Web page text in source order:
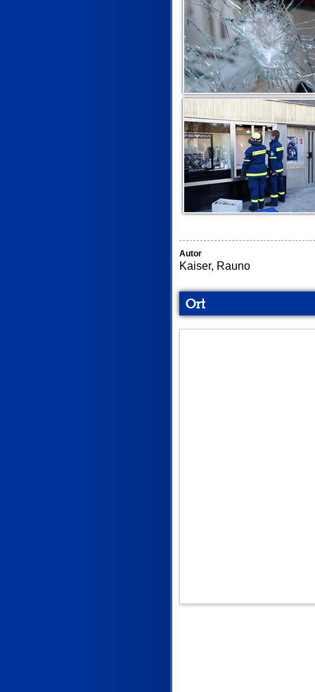
Autor
Kaiser, Rauno
Ort